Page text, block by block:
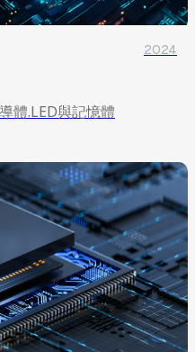
體.LED與記憶體
2024